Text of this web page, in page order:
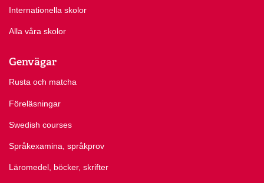
Internationella skolor
Alla våra skolor
Genvägar
Rusta och matcha
Föreläsningar
Swedish courses
Språkexamina, språkprov
Läromedel, böcker, skrifter